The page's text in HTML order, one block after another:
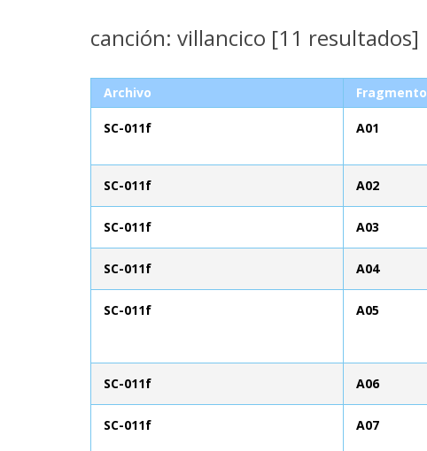
canción: villancico [11 resultados]
Archivo Fragmento
SC-011f A01
SC-011f A02
SC-011f A03
SC-011f A04
SC-011f A05
SC-011f A06
SC-011f A07